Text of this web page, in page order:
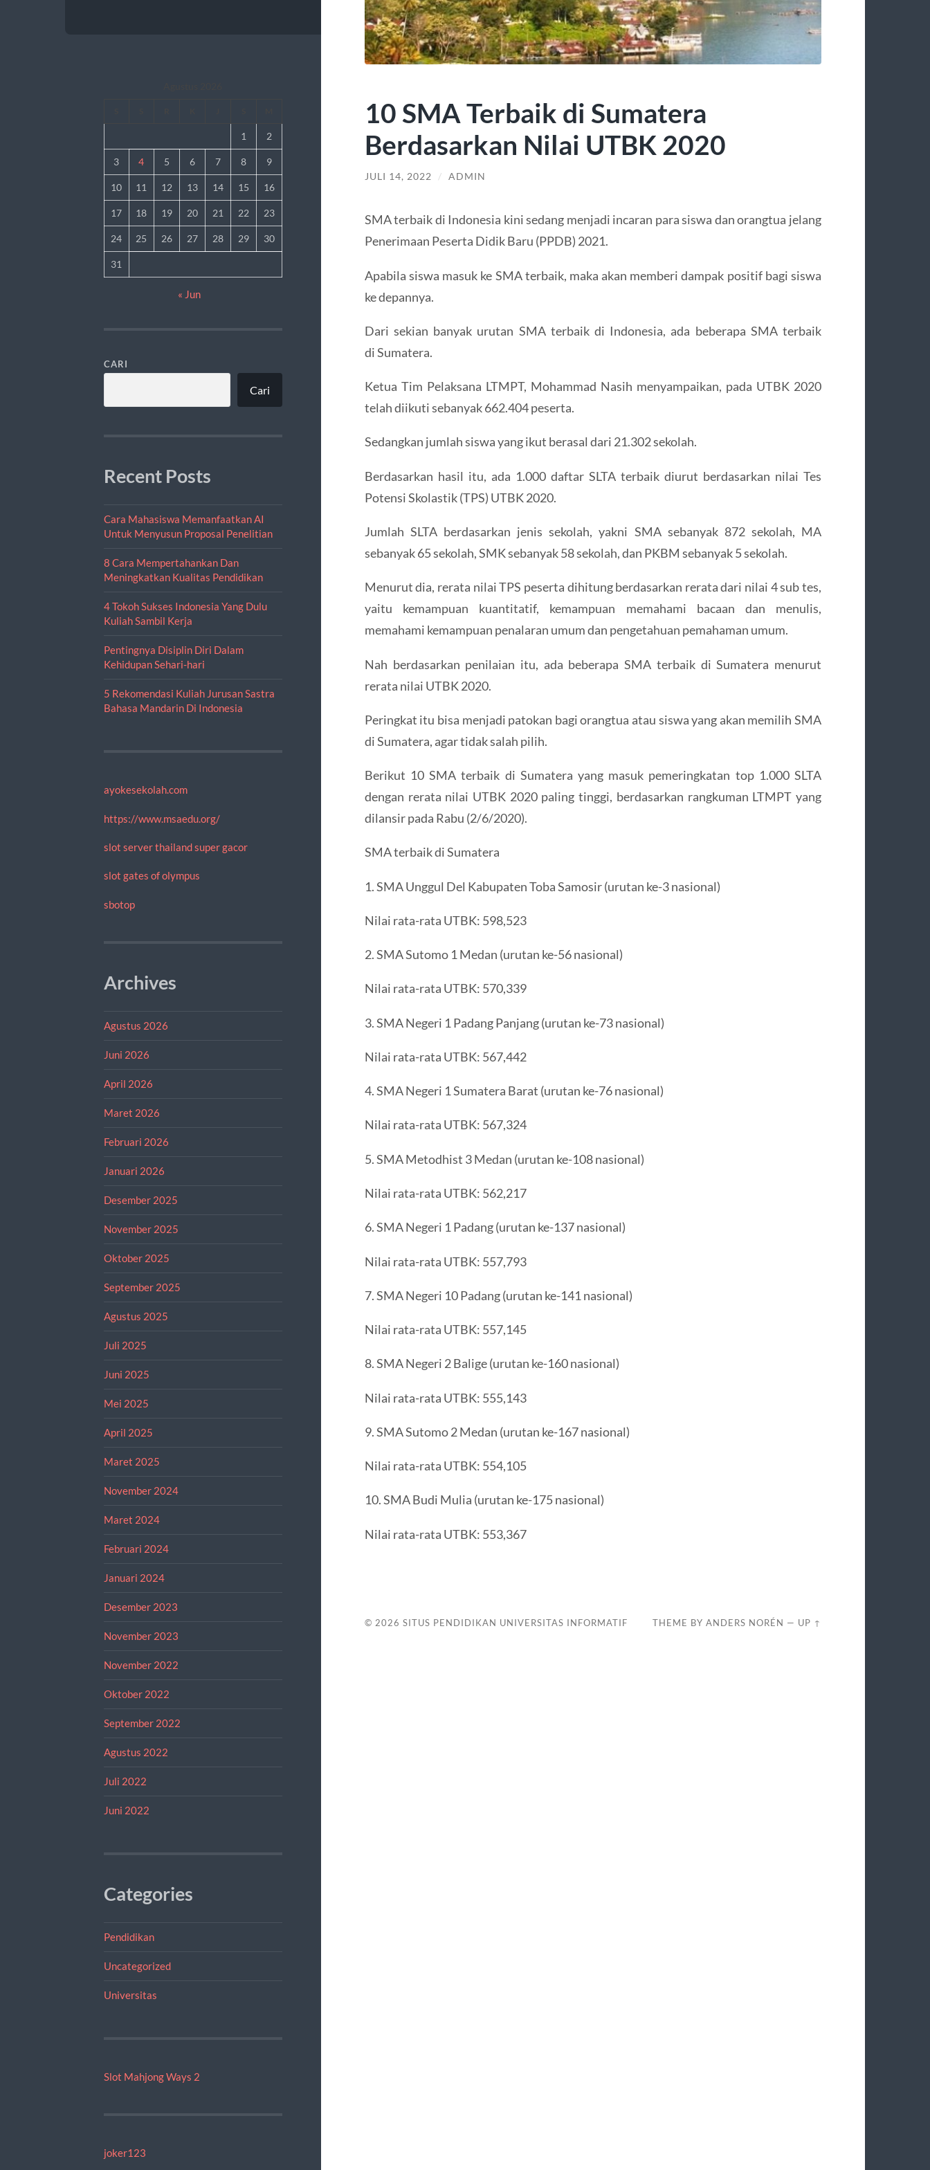
1 2
3 4 5 6 7 8 9
10 11 12 13 14 15 16
17 18 19 20 21 22 23
24 25 26 27 28 29 30
31
« Jun
CARI
Cari
Recent Posts
Cara Mahasiswa Memanfaatkan AI
Untuk Menyusun Proposal Penelitian
8 Cara Mempertahankan Dan
Meningkatkan Kualitas Pendidikan
4 Tokoh Sukses Indonesia Yang Dulu
Kuliah Sambil Kerja
Pentingnya Disiplin Diri Dalam
Kehidupan Sehari-hari
5 Rekomendasi Kuliah Jurusan Sastra
Bahasa Mandarin Di Indonesia
ayokesekolah.com
https://www.msaedu.org/
slot server thailand super gacor
slot gates of olympus
sbotop
Archives
Agustus 2026
Juni 2026
April 2026
Maret 2026
Februari 2026
Januari 2026
Desember 2025
November 2025
Oktober 2025
September 2025
Agustus 2025
Juli 2025
Juni 2025
Mei 2025
April 2025
Maret 2025
November 2024
Maret 2024
Februari 2024
Januari 2024
Desember 2023
November 2023
November 2022
Oktober 2022
September 2022
Agustus 2022
Juli 2022
Juni 2022
Categories
Pendidikan
Uncategorized
Universitas
Slot Mahjong Ways 2
joker123
10 SMA Terbaik di Sumatera
Berdasarkan Nilai UTBK 2020
JULI 14, 2022 / ADMIN
SMA terbaik di Indonesia kini sedang menjadi incaran para siswa dan orangtua jelang
Penerimaan Peserta Didik Baru (PPDB) 2021.
Apabila siswa masuk ke SMA terbaik, maka akan memberi dampak positif bagi siswa
ke depannya.
Dari sekian banyak urutan SMA terbaik di Indonesia, ada beberapa SMA terbaik
di Sumatera.
Ketua Tim Pelaksana LTMPT, Mohammad Nasih menyampaikan, pada UTBK 2020
telah diikuti sebanyak 662.404 peserta.
Sedangkan jumlah siswa yang ikut berasal dari 21.302 sekolah.
Berdasarkan hasil itu, ada 1.000 daftar SLTA terbaik diurut berdasarkan nilai Tes
Potensi Skolastik (TPS) UTBK 2020.
Jumlah SLTA berdasarkan jenis sekolah, yakni SMA sebanyak 872 sekolah, MA
sebanyak 65 sekolah, SMK sebanyak 58 sekolah, dan PKBM sebanyak 5 sekolah.
Menurut dia, rerata nilai TPS peserta dihitung berdasarkan rerata dari nilai 4 sub tes,
yaitu kemampuan kuantitatif, kemampuan memahami bacaan dan menulis,
memahami kemampuan penalaran umum dan pengetahuan pemahaman umum.
Nah berdasarkan penilaian itu, ada beberapa SMA terbaik di Sumatera menurut
rerata nilai UTBK 2020.
Peringkat itu bisa menjadi patokan bagi orangtua atau siswa yang akan memilih SMA
di Sumatera, agar tidak salah pilih.
Berikut 10 SMA terbaik di Sumatera yang masuk pemeringkatan top 1.000 SLTA
dengan rerata nilai UTBK 2020 paling tinggi, berdasarkan rangkuman LTMPT yang
dilansir pada Rabu (2/6/2020).
SMA terbaik di Sumatera
1. SMA Unggul Del Kabupaten Toba Samosir (urutan ke-3 nasional)
Nilai rata-rata UTBK: 598,523
2. SMA Sutomo 1 Medan (urutan ke-56 nasional)
Nilai rata-rata UTBK: 570,339
3. SMA Negeri 1 Padang Panjang (urutan ke-73 nasional)
Nilai rata-rata UTBK: 567,442
4. SMA Negeri 1 Sumatera Barat (urutan ke-76 nasional)
Nilai rata-rata UTBK: 567,324
5. SMA Metodhist 3 Medan (urutan ke-108 nasional)
Nilai rata-rata UTBK: 562,217
6. SMA Negeri 1 Padang (urutan ke-137 nasional)
Nilai rata-rata UTBK: 557,793
7. SMA Negeri 10 Padang (urutan ke-141 nasional)
Nilai rata-rata UTBK: 557,145
8. SMA Negeri 2 Balige (urutan ke-160 nasional)
Nilai rata-rata UTBK: 555,143
9. SMA Sutomo 2 Medan (urutan ke-167 nasional)
Nilai rata-rata UTBK: 554,105
10. SMA Budi Mulia (urutan ke-175 nasional)
Nilai rata-rata UTBK: 553,367
© 2026 SITUS PENDIDIKAN UNIVERSITAS INFORMATIF THEME BYANDERS NORÉN — UP ↑